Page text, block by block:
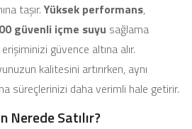
taşır. Yüksek performans,
güvenli içme suyu sağlama
güvence altına alır.
kalitesini artırırken, aynı
süreçlerinizi daha verimli hale getirir.
Satılır?